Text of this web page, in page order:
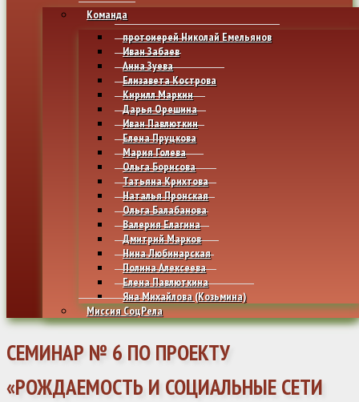
Команда
протоиерей Николай Емельянов
Иван Забаев
Анна Зуева
Елизавета Кострова
Кирилл Маркин
Дарья Орешина
Иван Павлюткин
Елена Пруцкова
Мария Голева
Ольга Борисова
Татьяна Крихтова
Наталья Пронская
Ольга Балабанова
Валерия Елагина
Дмитрий Марков
Нина Любинарская
Полина Алексеева
Елена Павлюткина
Яна Михайлова (Козьмина)
Миссия СоцРела
СЕМИНАР № 6 ПО ПРОЕКТУ
«РОЖДАЕМОСТЬ И СОЦИАЛЬНЫЕ СЕТИ